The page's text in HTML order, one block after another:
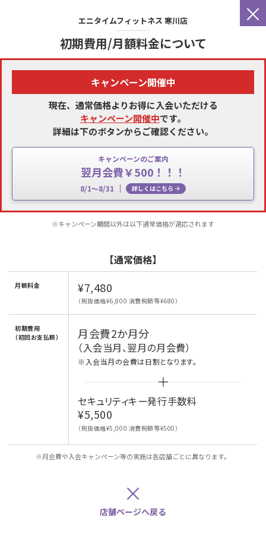
×
エニタイムフィットネス 寒川店
初期費用/月額料金について
キャンペーン開催中
現在、通常価格よりお得に入会いただける
キャンペーン開催中です。
詳細は下のボタンからご確認ください。
キャンペーンのご案内
翌月会費￥500！！！
8/1～8/31 詳しくはこちら
※キャンペーン期間以外は以下通常価格が適応されます
【通常価格】
月額料金 ¥7,480
（税抜価格¥6,800 消費税額等¥680）
初期費用
（初回お支払額）
月会費2か月分
（入会当月、翌月の月会費）
※入会当月の会費は日割となります。
セキュリティキー発行手数料
¥5,500
（税抜価格¥5,000 消費税額等¥500）
※月会費や入会キャンペーン等の実施は各店舗ごとに異なります。
×
店舗ページへ戻る